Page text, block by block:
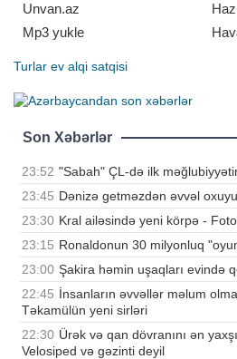
Unvan.az
Mp3 yukle
Turlar ev alqi satqisi
Son Xəbərlər
23:52 "Sabah" ÇL-də ilk
23:45 Dənizə getməzdən əvvəl
23:30 Kral ailəsində yeni körpə - Foto
23:15 Ronaldonun 30 milyonluq
23:00 Şakira həmin uşaqları evində
22:45 İnsanların əvvəllər məlum
Təkamülün yeni sirləri
22:30 Ürək və qan dövranını ən
Velosiped və gəzinti deyil